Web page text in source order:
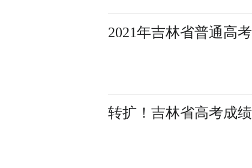
2021年吉林省普通高
转扩！吉林省高考成